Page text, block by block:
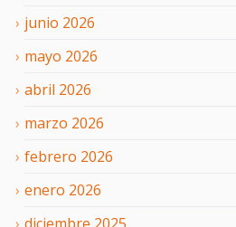
junio 2026
mayo 2026
abril 2026
marzo 2026
febrero 2026
enero 2026